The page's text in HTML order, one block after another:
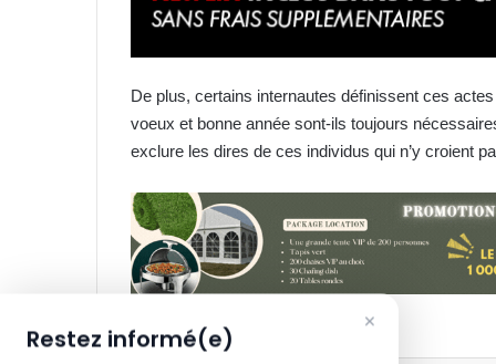
De plus, certains internautes définissent ces
voeux et bonne année sont-ils toujours
exclure les dires de ces individus qui n’y croient
×
Restez informé(e)